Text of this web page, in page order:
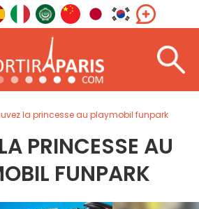
la princesse au playmobil funpark
PRINCESSE AU
FUNPARK